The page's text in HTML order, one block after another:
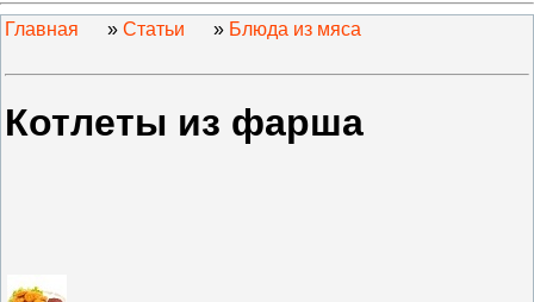
Главная » Статьи » Блюда из мяса
Котлеты из фарша